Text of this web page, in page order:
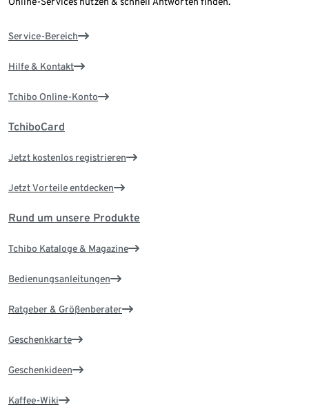
Service-Bereich
Hilfe & Kontakt
Tchibo Online-Konto
TchiboCard
Jetzt kostenlos registrieren
Jetzt Vorteile entdecken
Rund um unsere Produkte
Tchibo Kataloge & Magazine
Bedienungsanleitungen
Ratgeber & Größenberater
Geschenkkarte
Geschenkideen
Kaffee-Wiki